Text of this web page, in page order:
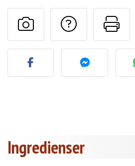
Stil et
Send dit
Ingredienser